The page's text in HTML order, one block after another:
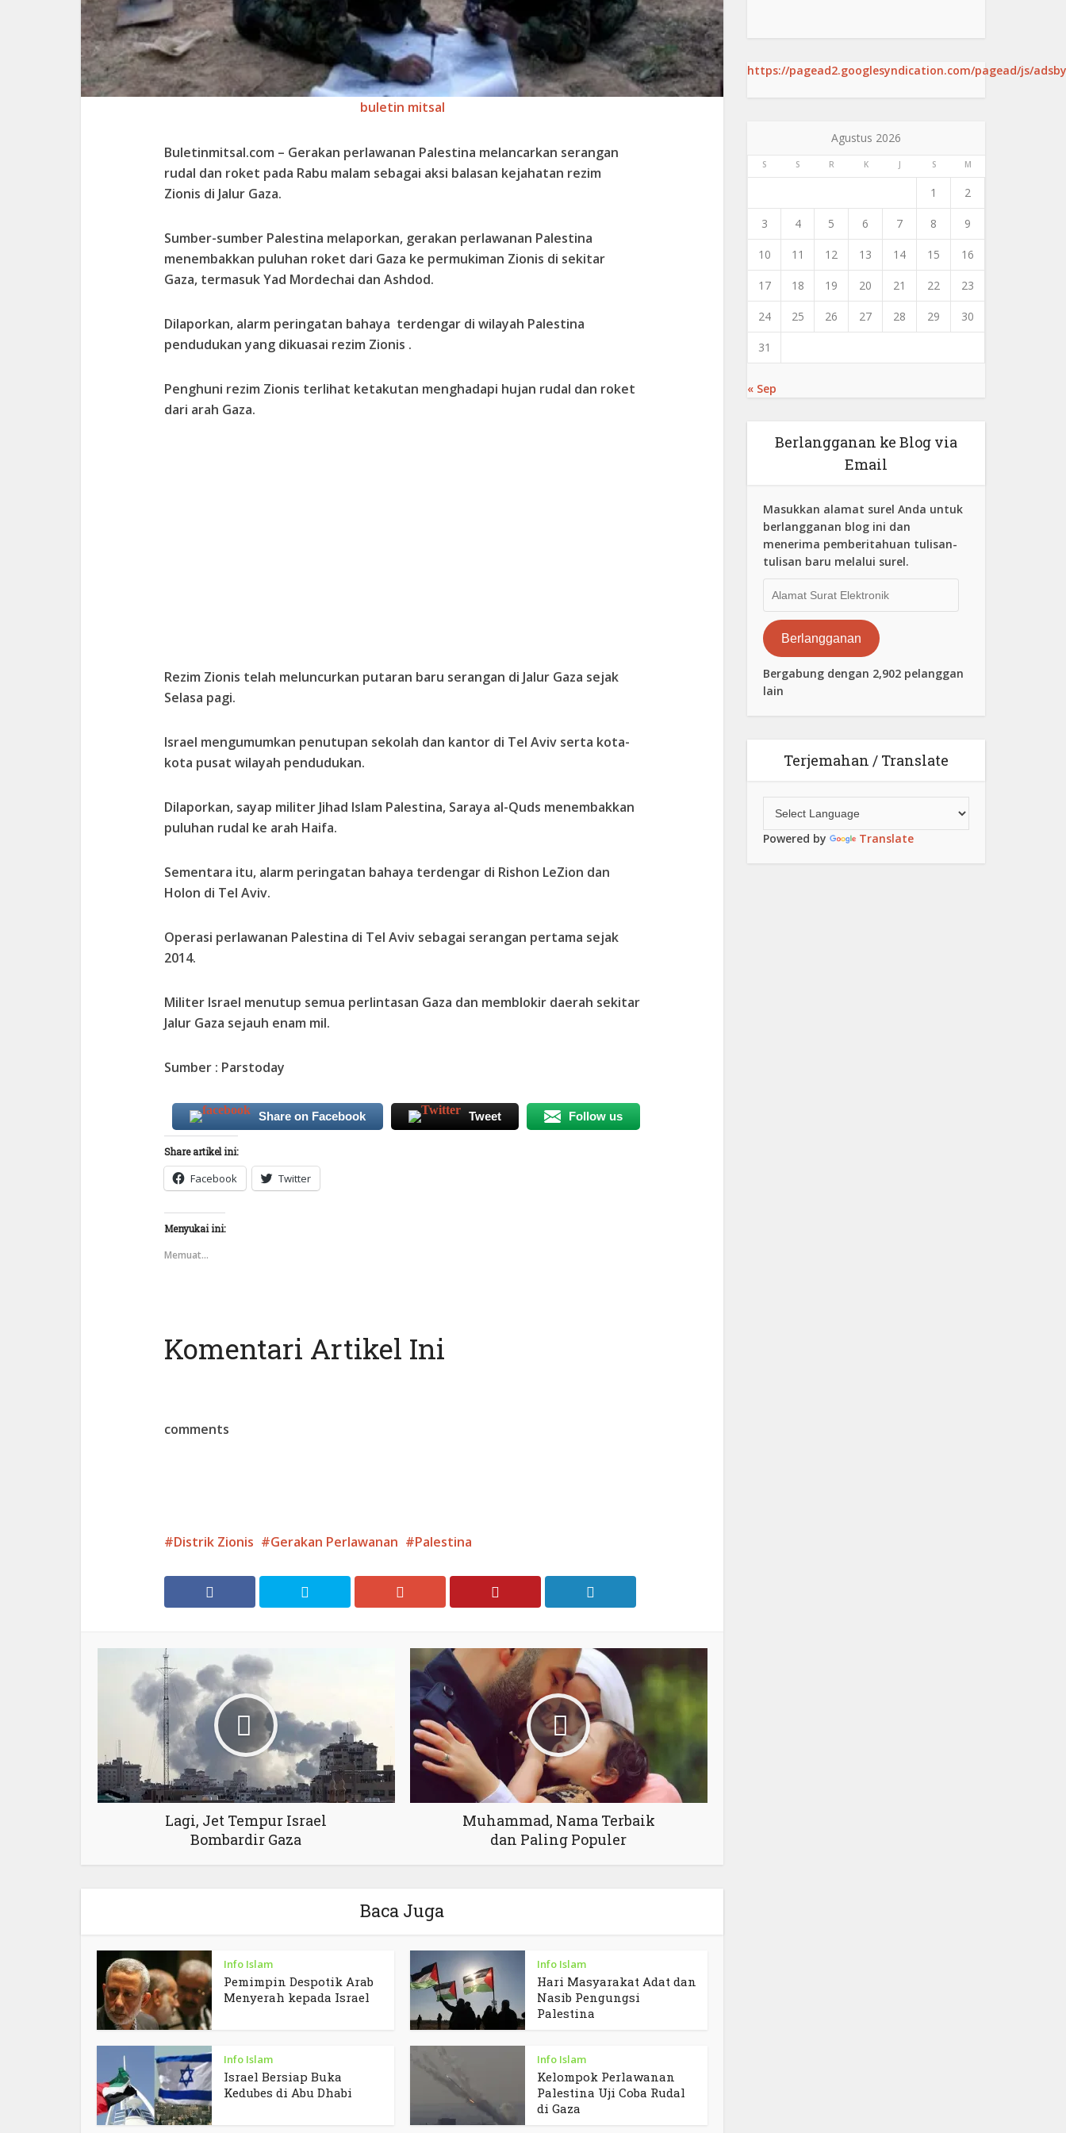
buletin mitsal
Buletinmitsal.com – Gerakan perlawanan Palestina melancarkan serangan
rudal dan roket pada Rabu malam sebagai aksi balasan kejahatan rezim
Zionis di Jalur Gaza.
Sumber-sumber Palestina melaporkan, gerakan perlawanan Palestina
menembakkan puluhan roket dari Gaza ke permukiman Zionis di sekitar
Gaza, termasuk Yad Mordechai dan Ashdod.
Dilaporkan, alarm peringatan bahaya terdengar di wilayah Palestina
pendudukan yang dikuasai rezim Zionis .
Penghuni rezim Zionis terlihat ketakutan menghadapi hujan rudal dan roket
dari arah Gaza.
Rezim Zionis telah meluncurkan putaran baru serangan di Jalur Gaza sejak
Selasa pagi.
Israel mengumumkan penutupan sekolah dan kantor di Tel Aviv serta kota-
kota pusat wilayah pendudukan.
Dilaporkan, sayap militer Jihad Islam Palestina, Saraya al-Quds menembakkan
puluhan rudal ke arah Haifa.
Sementara itu, alarm peringatan bahaya terdengar di Rishon LeZion dan
Holon di Tel Aviv.
Operasi perlawanan Palestina di Tel Aviv sebagai serangan pertama sejak
2014.
Militer Israel menutup semua perlintasan Gaza dan memblokir daerah sekitar
Jalur Gaza sejauh enam mil.
Sumber : Parstoday
Share on Facebook Tweet Follow us
Share artikel ini:
Facebook Twitter
Menyukai ini:
Memuat...
Komentari Artikel Ini
comments
Distrik Zionis Gerakan Perlawanan Palestina
Lagi, Jet Tempur Israel
Bombardir Gaza
Muhammad, Nama Terbaik
dan Paling Populer
Baca Juga
Info Islam
Pemimpin Despotik Arab
Menyerah kepada Israel
Info Islam
Hari Masyarakat Adat dan
Nasib Pengungsi
Palestina
Info Islam
Israel Bersiap Buka
Kedubes di Abu Dhabi
Info Islam
Kelompok Perlawanan
Palestina Uji Coba Rudal
di Gaza
https://pagead2.googlesyndication.com/pagead/js/
Agustus 2026
S S R K J S M
1 2
3 4 5 6 7 8 9
10 11 12 13 14 15 16
17 18 19 20 21 22 23
24 25 26 27 28 29 30
31
« Sep
Berlangganan ke Blog via
Email
Masukkan alamat surel Anda untuk
berlangganan blog ini dan
menerima pemberitahuan tulisan-
tulisan baru melalui surel.
Surat
Elektronik
Berlangganan
Bergabung dengan 2,902 pelanggan
lain
Terjemahan / Translate
Powered by Translate